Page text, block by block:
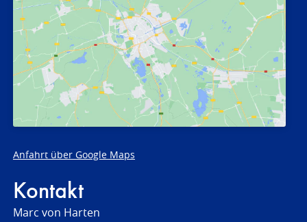
Anfahrt über Google Maps
Kontakt
Marc von Harten